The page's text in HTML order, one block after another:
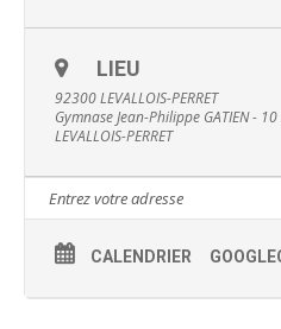
LIEU
92300 LEVALLOIS-PERRET
Gymnase Jean-Philippe GATIEN -
LEVALLOIS-PERRET
CALENDRIER